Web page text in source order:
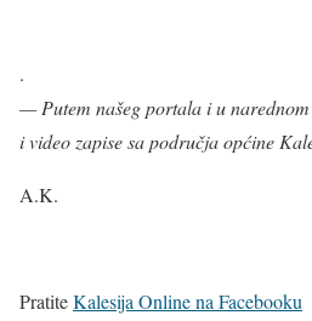
.
— Putem našeg portala i u
i video zapise sa područja općine
A.K.
PratiteKalesija Online na Facebooku